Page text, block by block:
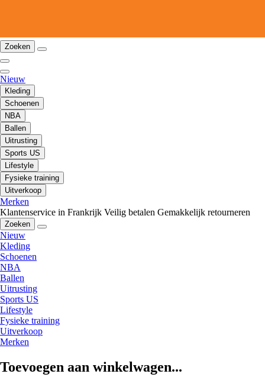
Zoeken
Nieuw
Kleding
Schoenen
NBA
Ballen
Uitrusting
Sports US
Lifestyle
Fysieke training
Uitverkoop
Merken
Klantenservice in Frankrijk Veilig betalen Gemakkelijk retourneren
Zoeken
Nieuw
Kleding
Schoenen
NBA
Ballen
Uitrusting
Sports US
Lifestyle
Fysieke training
Uitverkoop
Merken
Toevoegen aan winkelwagen...